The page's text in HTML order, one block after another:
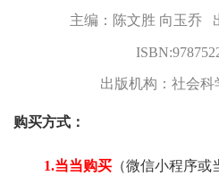
主编：陈文胜 向玉乔
出版机构：社会科
购买方式：
1.当当购买 （微信小程序